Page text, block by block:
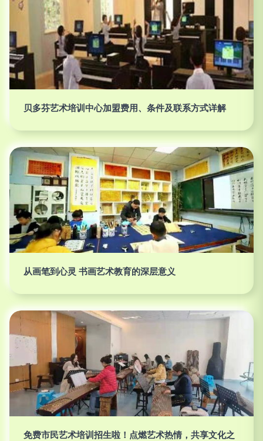
贝多芬艺术培训中心加盟费用、条件及联系方式详解
从画笔到心灵 书画艺术教育的深层意义
免费市民艺术培训招生啦！点燃艺术热情，共享文化之